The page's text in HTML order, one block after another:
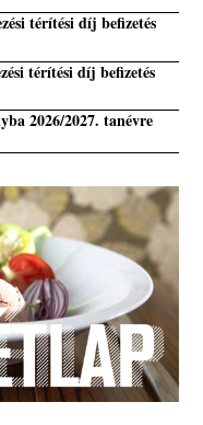
térítési díj befizetés
térítési díj befizetés
2026/2027. tanévre